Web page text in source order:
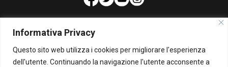
Informativa Privacy
Questo sito web utilizza i cookies per migliorare l'esperienza
dell'utente. Continuando la navigazione l'utente acconsente a
PUBBLICITA'
Per la tua pubblicità su questo Blog:
pubblicita@beppegrillo.it